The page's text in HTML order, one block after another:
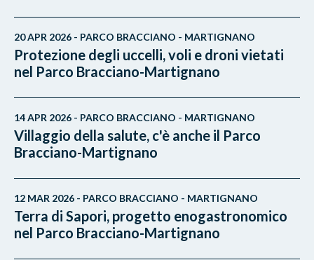
20 APR 2026 - PARCO BRACCIANO - MARTIGNANO
Protezione degli uccelli, voli e droni vietati
nel Parco Bracciano-Martignano
14 APR 2026 - PARCO BRACCIANO - MARTIGNANO
Villaggio della salute, c'è anche il Parco
Bracciano-Martignano
12 MAR 2026 - PARCO BRACCIANO - MARTIGNANO
Terra di Sapori, progetto enogastronomico
nel Parco Bracciano-Martignano